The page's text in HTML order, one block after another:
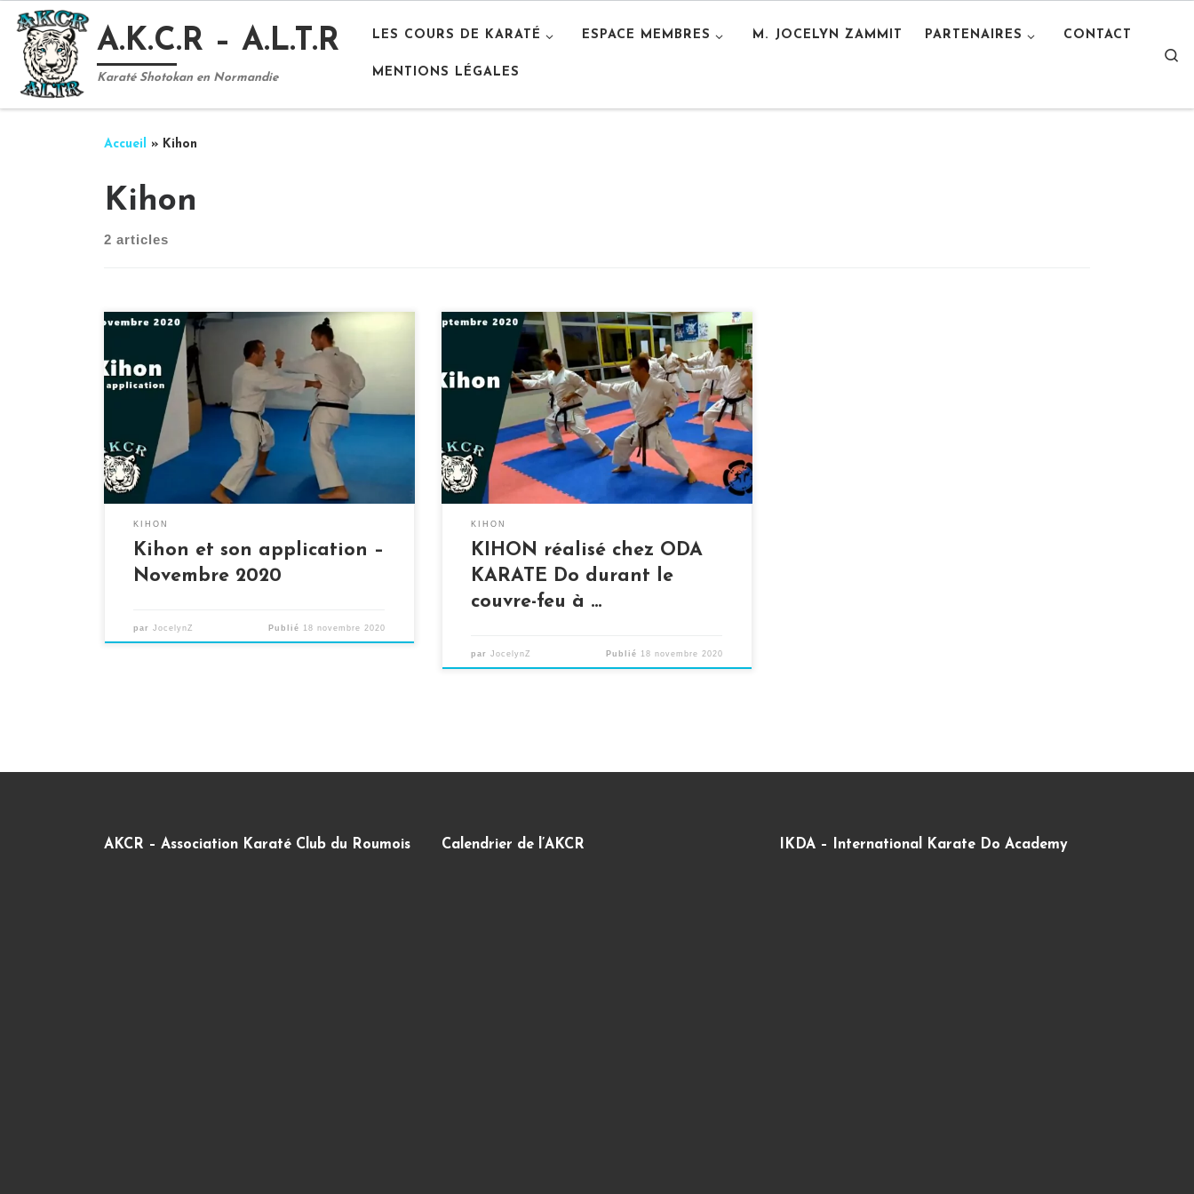
Passer au contenu
A.K.C.R – A.L.T.R
Karaté Shotokan en Normandie
LES COURS DE KARATÉ ESPACE MEMBRES M. JOCELYN ZAMMIT PARTENAIRES CONTACT
MENTIONS LÉGALES
Accueil » Kihon
Kihon
2 articles
Le confinement que nous vivons actuellement
ne dois pas être un obstacle à vos
entrainements. Continuons de nous entrainer
comme nous le pouvons : chez nous, en visio
etc. Aujourd’hui, je vous propose un petite
exercice composé d’un kihon et de son
application à deux, que vous pouvez
reproduire chez […]
KIHON
Kihon et son application –
Novembre 2020
parJocelynZ Publié 18 novembre 2020
La crise sanitaire et le couvre-feu à 20h
instauré ont rendu difficiles les entrainements
étant donné la fermeture des dojos dans de
nombreuses communes. Le dojo de Rouen
ayant été fermé, les cours du lundi effectués
étaient compromis. Mais c’était sans compter
sur l’aide de nos amis d’ODA Karaté Do […]
KIHON
KIHON réalisé chez ODA
KARATE Do durant le
couvre-feu à …
parJocelynZ Publié 18 novembre 2020
AKCR – Association Karaté Club du Roumois Calendrier de l’AKCR IKDA – International Karate Do Academy